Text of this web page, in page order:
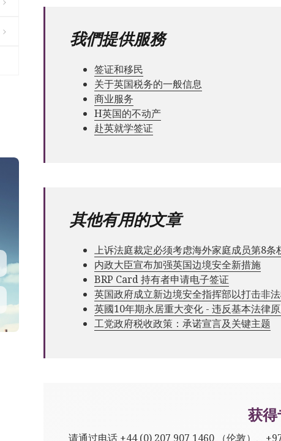
我們提供服務
签证和移民
关于英国税务的一般信息
商业服务
Н英国的不动产
赴英就学签证
其他有用的文章
上诉法庭裁定必须考虑海外家庭成员第8条
内政大臣宣布加强英国边境安全新措施
BRP Card 持有者申请电子签证
英国政府成立新边境安全指挥部以打击非
英國10年期永居重大变化 - 违反基本法律
工党政府税收政策：承诺宣言及关键主题
获
请通过电话 +44 (0) 207 907 1460（伦敦）、